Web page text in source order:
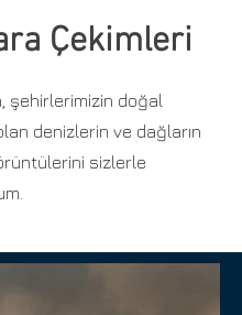
Çekimleri
şehirlerimizin doğal
denizlerin ve dağların
sizlerle